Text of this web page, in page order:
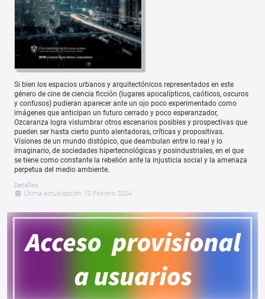
Si bien los espacios urbanos y arquitectónicos representados en este
género de cine de ciencia ficción (lugares apocalípticos, caóticos, oscuros
y confusos) pudieran aparecer ante un ojo poco experimentado como
imágenes que anticipan un futuro cerrado y poco esperanzador,
Ozcaranza logra vislumbrar otros escenarios posibles y prospectivas que
pueden ser hasta cierto punto alentadoras, críticas y propositivas.
Visiones de un mundo distópico, que deambulan entre lo real y lo
imaginario, de sociedades hipertecnológicas y posindustriales, en el que
se tiene como constante la rebelión ante la injusticia social y la amenaza
perpetua del medio ambiente.
Detalles
Última actualización: 10 Febrero 2024